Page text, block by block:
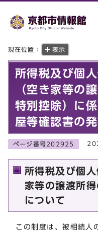
現在位置： 表示
所得税及び個
（空き家等の
特別控除）に
屋等確認書の
ページ番号202925
所得税及び個
家等の譲渡所
について
この制度は、被相続人